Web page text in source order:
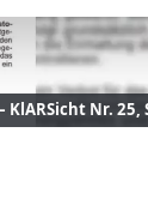
Nr. 25,